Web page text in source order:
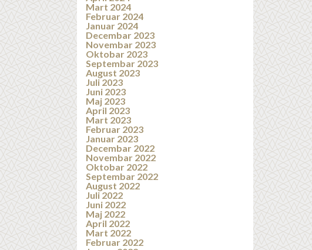
Mart 2024
Februar 2024
Januar 2024
Decembar 2023
Novembar 2023
Oktobar 2023
Septembar 2023
August 2023
Juli 2023
Juni 2023
Maj 2023
April 2023
Mart 2023
Februar 2023
Januar 2023
Decembar 2022
Novembar 2022
Oktobar 2022
Septembar 2022
August 2022
Juli 2022
Juni 2022
Maj 2022
April 2022
Mart 2022
Februar 2022